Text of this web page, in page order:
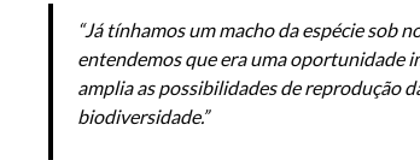
“Já tínhamos um macho da espécie sob
entendemos que era uma oportunidade
amplia as possibilidades de reprodução
biodiversidade.”